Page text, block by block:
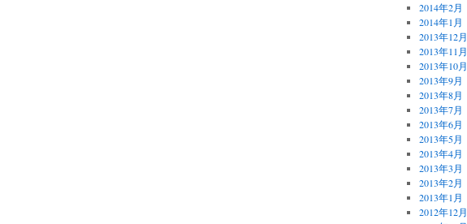
2014年2月
2014年1月
2013年12月
2013年11月
2013年10月
2013年9月
2013年8月
2013年7月
2013年6月
2013年5月
2013年4月
2013年3月
2013年2月
2013年1月
2012年12月